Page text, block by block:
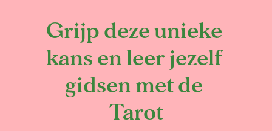
Grijp deze unieke
kans en leer jezelf
gidsen met de
Tarot